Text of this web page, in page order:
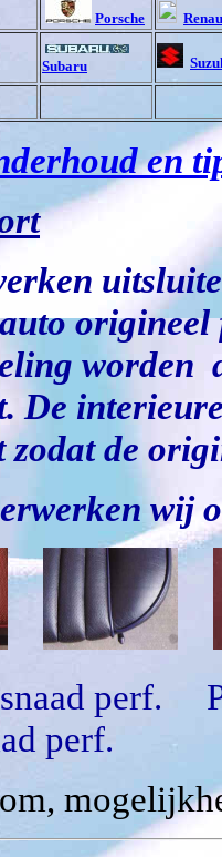
Porsche
Subaru
en
worden
De
zodat de
wij
perf.
perf.